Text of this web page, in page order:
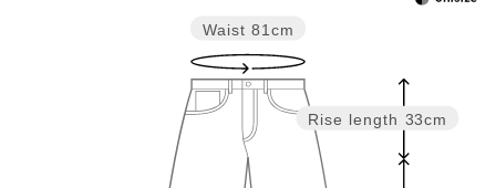
Rise length 33cm
Waist 81cm